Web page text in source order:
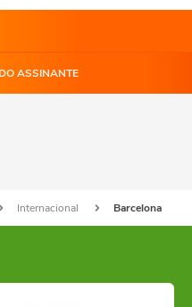
ASSINANTE
Internacional Barcelona